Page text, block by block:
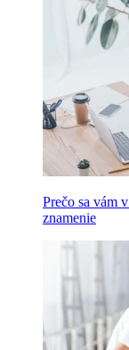
Prečo sa vám
znamenie